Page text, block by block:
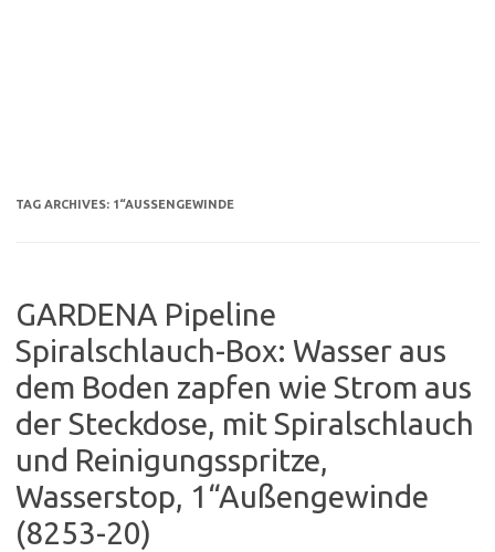
TAG ARCHIVES: 1“AUSSENGEWINDE
GARDENA Pipeline
Spiralschlauch-Box: Wasser aus
dem Boden zapfen wie Strom aus
der Steckdose, mit Spiralschlauch
und Reinigungsspritze,
Wasserstop, 1“Außengewinde
(8253-20)